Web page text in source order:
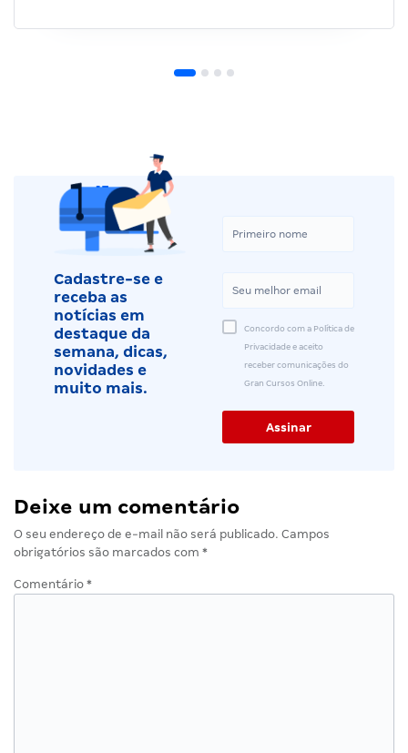
Cadastre-se e
receba as
notícias em
destaque da
semana, dicas,
novidades e
muito mais.
Concordo com a Política de
Privacidade e aceito
receber comunicações do
Gran Cursos Online.
Deixe um comentário
O seu endereço de e-mail não será publicado. Campos
obrigatórios são marcados com *
Comentário *